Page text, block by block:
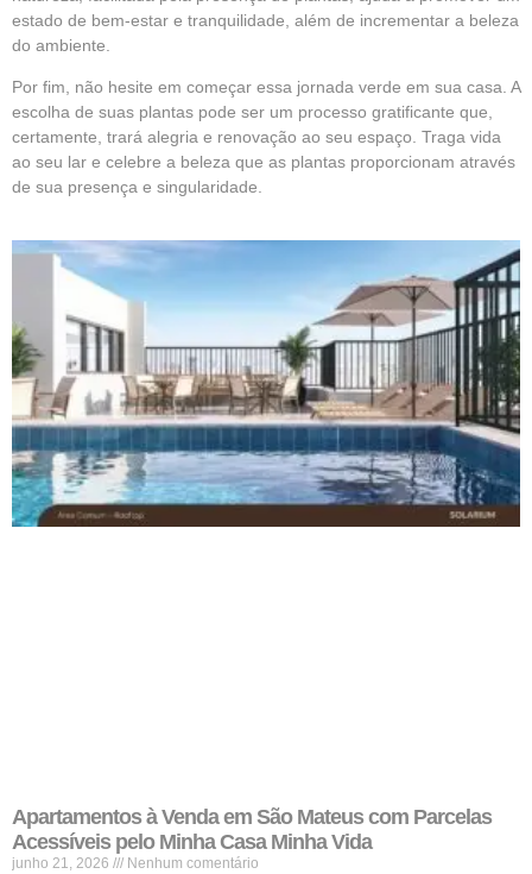
estado de bem-estar e tranquilidade, além de incrementar a beleza
do ambiente.
Por fim, não hesite em começar essa jornada verde em sua casa. A
escolha de suas plantas pode ser um processo gratificante que,
certamente, trará alegria e renovação ao seu espaço. Traga vida
ao seu lar e celebre a beleza que as plantas proporcionam através
de sua presença e singularidade.
Apartamentos à Venda em São Mateus com Parcelas
Acessíveis pelo Minha Casa Minha Vida
junho 21, 2026 Nenhum comentário